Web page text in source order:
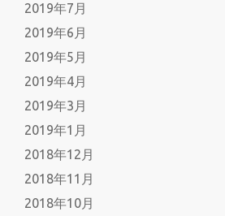
2019年7月
2019年6月
2019年5月
2019年4月
2019年3月
2019年1月
2018年12月
2018年11月
2018年10月